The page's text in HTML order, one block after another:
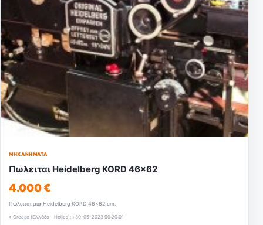
ΜΗΧΑΝΉΜΑΤΑ
Πωλειται Heidelberg KORD 46x62
4.000 €
Πωλειται μια Heidelberg KORD 46x62 cm.
⌖ Greece (Ελλάδα - Hellas)◷ 30-05-2023 00:20:01